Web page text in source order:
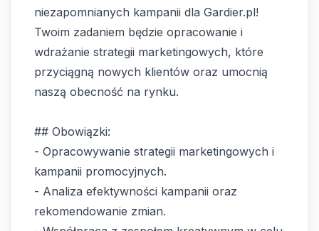
niezapomnianych kampanii dla Gardier.pl!
Twoim zadaniem będzie opracowanie i
wdrażanie strategii marketingowych, które
przyciągną nowych klientów oraz umocnią
naszą obecność na rynku.
## Obowiązki:
- Opracowywanie strategii marketingowych i
kampanii promocyjnych.
- Analiza efektywności kampanii oraz
rekomendowanie zmian.